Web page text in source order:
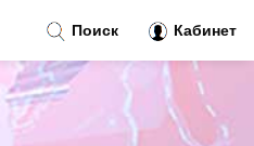
Поиск Кабинет